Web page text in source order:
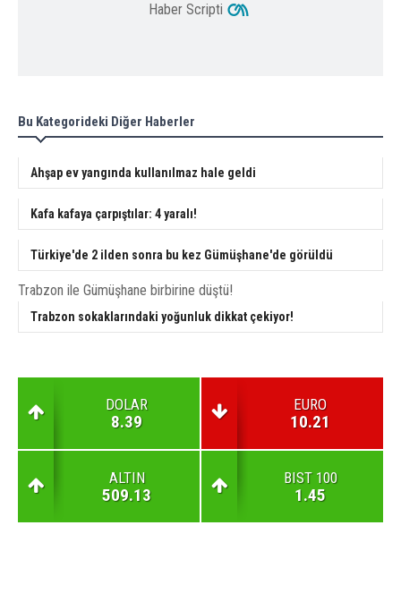
Haber Scripti
Bu Kategorideki Diğer Haberler
Ahşap ev yangında kullanılmaz hale geldi
Kafa kafaya çarpıştılar: 4 yaralı!
Türkiye'de 2 ilden sonra bu kez Gümüşhane'de görüldü
Trabzon ile Gümüşhane birbirine düştü!
Trabzon sokaklarındaki yoğunluk dikkat çekiyor!
DOLAR
8.39
EURO
10.21
ALTIN
509.13
BIST 100
1.45